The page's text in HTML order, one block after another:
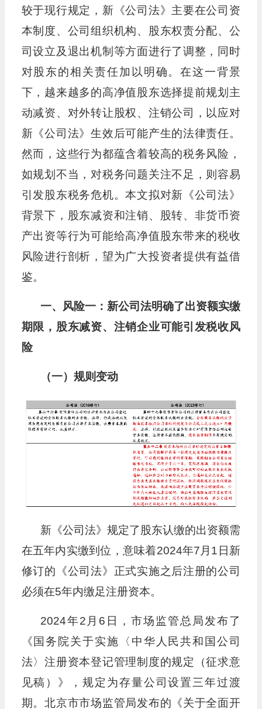
较于现行规定，新《公司法》主要在公司资
本制度、公司组织机构、股东权责分配、公
司设立及退出机制等方面进行了调整，同时
对股东的相关责任加以明确。在这一背景
下，越来越多的高净值股东选择提前规划主
动减资、对外转让股权、注销公司，以应对
新《公司法》生效后可能产生的法律责任。
然而，这些行为都蕴含着较高的税务风险，
如规划不当，对税务问题关注不足，则容易
引发股东税务危机。本文拟对新《公司法》
背景下，股东减资和注销、股转、非货币资
产出资等行为可能给高净值股东带来的税收
风险进行剖析，望为广大投资者提供有益借
鉴。
一、风险一：新公司法明确了出资额实缴
期限，股东减资、注销企业可能引发税收风
险
（一）规则变动
新《公司法》规定了股东认缴的出资额需
在五年内实缴到位，意味着2024年7月1日新
修订的《公司法》正式实施之后注册的公司
必须在5年内缴足注册资本。
2024年2月6日，市场监管总局发布了
《国务院关于实施〈中华人民共和国公司
法〉注册资本登记管理制度的规定（征求意
见稿）》，规定为存量公司设置三年过渡
期。北京市市场监管局发布的《关于全面开